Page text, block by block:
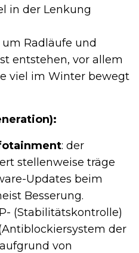
in der Lenkung
um Radläufe und
entstehen, vor allem
viel im Winter bewegt
: der
stellenweise träge
Updates beim
Besserung.
(Stabilitätskontrolle)
der
von